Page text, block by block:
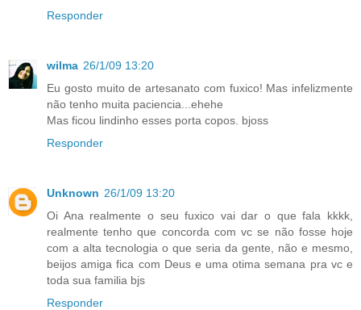
Responder
wilma 26/1/09 13:20
Eu gosto muito de artesanato com fuxico! Mas infelizmente
não tenho muita paciencia...ehehe
Mas ficou lindinho esses porta copos. bjoss
Responder
Unknown 26/1/09 13:20
Oi Ana realmente o seu fuxico vai dar o que fala kkkk,
realmente tenho que concorda com vc se não fosse hoje
com a alta tecnologia o que seria da gente, não e mesmo,
beijos amiga fica com Deus e uma otima semana pra vc e
toda sua familia bjs
Responder